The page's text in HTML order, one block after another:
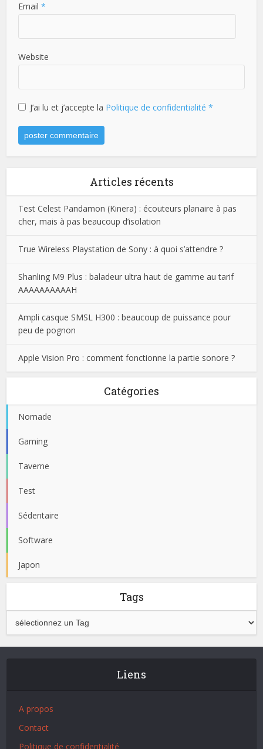
Email *
Website
J’ai lu et j’accepte la Politique de confidentialité*
Articles récents
Test Celest Pandamon (Kinera) : écouteurs planaire à pas
cher, mais à pas beaucoup d’isolation
True Wireless Playstation de Sony : à quoi s’attendre ?
Shanling M9 Plus : baladeur ultra haut de gamme au tarif
AAAAAAAAAAH
Ampli casque SMSL H300 : beaucoup de puissance pour
peu de pognon
Apple Vision Pro : comment fonctionne la partie sonore ?
Catégories
Nomade
Gaming
Taverne
Test
Sédentaire
Software
Japon
Tags
Liens
A propos
Contact
Politique de confidentialité